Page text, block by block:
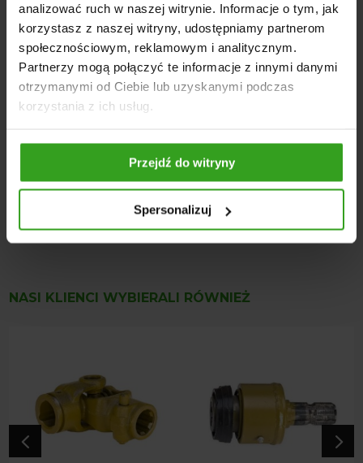
analizować ruch w naszej witrynie. Informacje o tym, jak
korzystasz z naszej witryny, udostępniamy partnerom
społecznościowym, reklamowym i analitycznym.
Partnerzy mogą połączyć te informacje z innymi danymi
otrzymanymi od Ciebie lub uzyskanymi podczas
korzystania z ich usług.
Przejdź do witryny
Spersonalizuj
DANE TECHNICZNE
Długość wałka po złożeniu: 800 mm
Wymiary: 80 x 13,5 x 13,5 cm
Maksymalny moment obrotowy: 500 Nm
Typ rury: trójkątna
Mocowanie: 1 3/8" Z6
Typ wału: przegubowo-teleskopowy (podstawowy)
NASI KLIENCI WYBIERALI RÓWNIEŻ
4 5